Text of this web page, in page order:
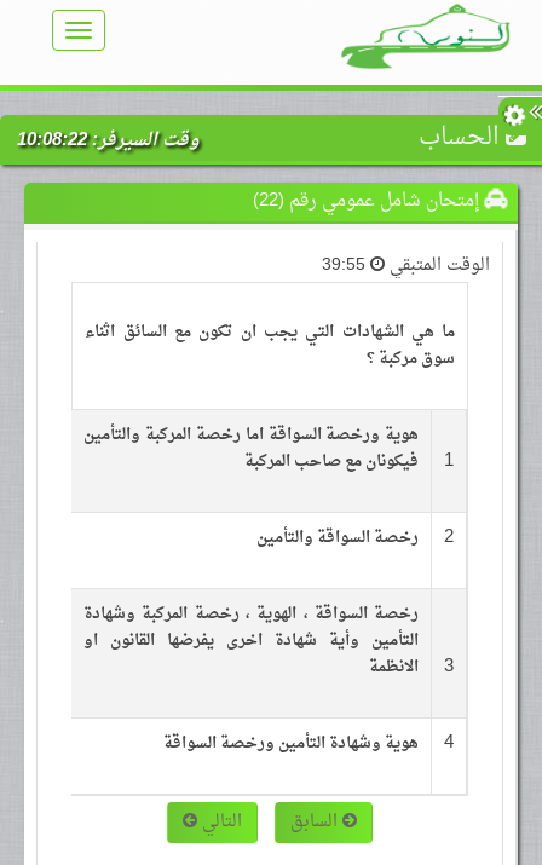
TOGGLE
وقت السيرفر:10:08:22 الحساب
إمتحان شامل عمومي رقم (22)
الوقت المتبقي 39:55
ما هي الشهادات التي يجب ان تكون مع السائق اثناء
سوق مركبة ؟
1
هوية ورخصة السواقة اما رخصة المركبة والتأمين
فيكونان مع صاحب المركبة
2 رخصة السواقة والتأمين
3
رخصة السواقة ، الهوية ، رخصة المركبة وشهادة
التأمين وأية شهادة اخرى يفرضها القانون او
الانظمة
4 هوية وشهادة التأمين ورخصة السواقة
السابق
التالي